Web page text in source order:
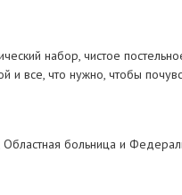
набор, чистое
и все, что нужно, чтобы
больница и